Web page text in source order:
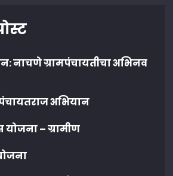
नाचणे ग्रामपंचायतीचा अभिनव
अभियान
योजना – ग्रामीण